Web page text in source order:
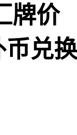
牌价
兑